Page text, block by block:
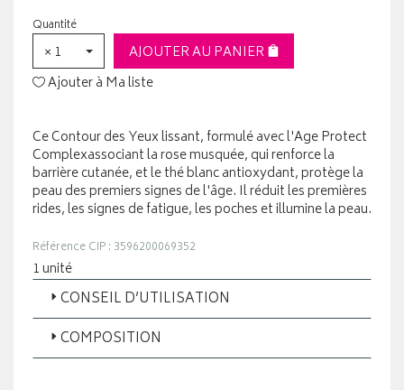
Quantité
× 1
AJOUTER AU PANIER
Ajouter à Ma liste
Ce Contour des Yeux lissant, formulé avec l'Age Protect
Complexassociant la rose musquée, qui renforce la
barrière cutanée, et le thé blanc antioxydant, protège la
peau des premiers signes de l'âge. Il réduit les premières
rides, les signes de fatigue, les poches et illumine la peau.
Référence CIP : 3596200069352
1 unité
CONSEIL D’UTILISATION
COMPOSITION